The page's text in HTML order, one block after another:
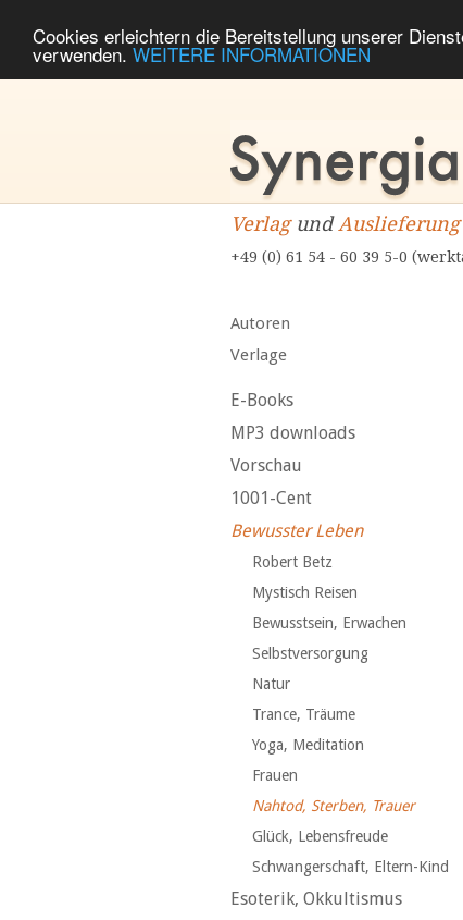
Cookies erleichtern die Bereitstellung unserer
verwenden. WEITERE INFORMATIONEN
VerlagundAuslieferung
+49 (0) 61 54 - 60 39 5-0
Autoren
Verlage
E-Books
MP3 downloads
Vorschau
1001-Cent
Bewusster Leben
Robert Betz
Mystisch Reisen
Bewusstsein, Erwachen
Selbstversorgung
Natur
Trance, Träume
Yoga, Meditation
Frauen
Nahtod, Sterben, Trauer
Glück, Lebensfreude
Schwangerschaft, Eltern-Kind
Esoterik, Okkultismus